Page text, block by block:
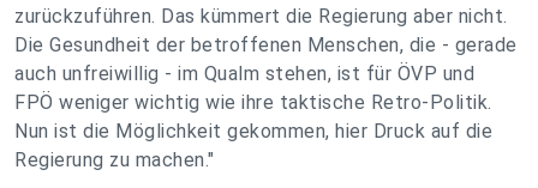
zurückzuführen. Das kümmert die Regierung aber nicht.
Die Gesundheit der betroffenen Menschen, die - gerade
auch unfreiwillig - im Qualm stehen, ist für ÖVP und
FPÖ weniger wichtig wie ihre taktische Retro-Politik.
Nun ist die Möglichkeit gekommen, hier Druck auf die
Regierung zu machen."